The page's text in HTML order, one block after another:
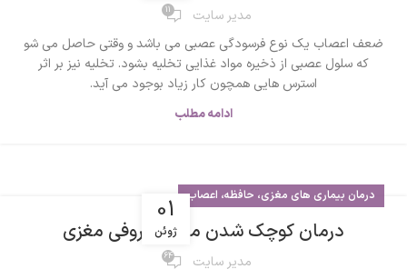
مدیر سایت 11
ضعف اعصاب یک نوع فرسودگی عصبی می باشد و وقتی حاصل می شو
که سلول عصبی از ذخیره مواد غذایی‌ تخلیه بشود. تخلیه نیز بر اثر
استرس ‌هایی همچون کار زیاد بوجود می آید.
ادامه مطلب
01
ژوئن
درمان بیماری های مغزی، حافظه، اعصاب
درمان کوچک شدن مغز / آتروفی مغزی
مدیر سایت 64